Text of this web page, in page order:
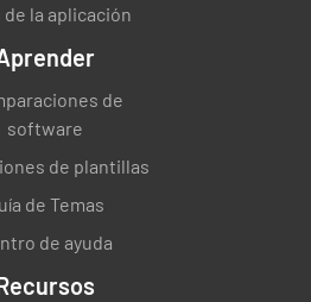
un refrigerador estándar
de la aplicación
de
software
de plantillas
de Temas
de ayuda